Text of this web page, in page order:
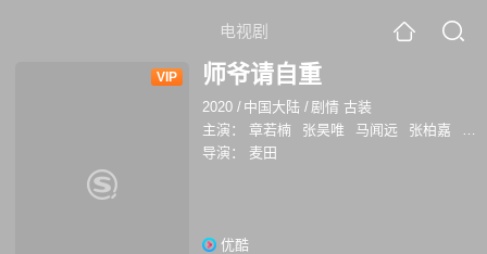
电视剧
VIP 师爷请自重
2020 / 中国大陆 /剧情 古装
主演：
章若楠 张昊唯 马闻远 张柏嘉
戴
导演：
麦田
优酷